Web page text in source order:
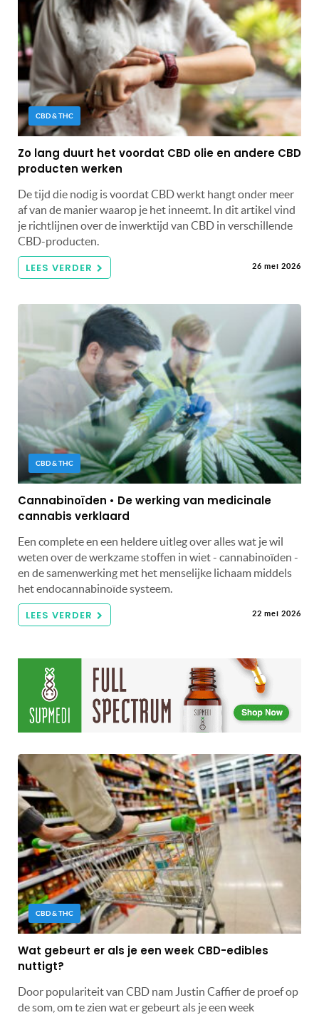
CBD & THC
Zo lang duurt het voordat CBD olie en andere CBD
producten werken
De tijd die nodig is voordat CBD werkt hangt onder meer
af van de manier waarop je het inneemt. In dit artikel vind
je richtlijnen over de inwerktijd van CBD in verschillende
CBD-producten.
LEES VERDER 26 mei 2026
CBD & THC
Cannabinoïden • De werking van medicinale
cannabis verklaard
Een complete en een heldere uitleg over alles wat je wil
weten over de werkzame stoffen in wiet - cannabinoïden -
en de samenwerking met het menselijke lichaam middels
het endocannabinoïde systeem.
LEES VERDER 22 mei 2026
CBD & THC
Wat gebeurt er als je een week CBD-edibles
nuttigt?
Door populariteit van CBD nam Justin Caffier de proef op
de som, om te zien wat er gebeurt als je een week